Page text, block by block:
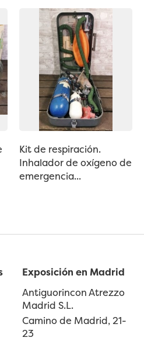
Kit de respiración.
Inhalador de oxígeno de
emergencia...
Exposición en Madrid
Antiguorincon Atrezzo
Madrid S.L.
Camino de Madrid, 21-
23